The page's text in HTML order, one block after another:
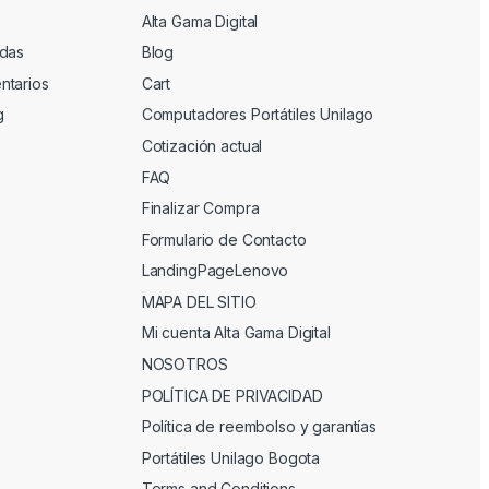
Alta Gama Digital
Blog
Cart
Computadores Portátiles Unilago
Cotización actual
FAQ
Finalizar Compra
Formulario de Contacto
LandingPageLenovo
MAPA DEL SITIO
Mi cuenta Alta Gama Digital
NOSOTROS
POLÍTICA DE PRIVACIDAD
Política de reembolso y garantías
Portátiles Unilago Bogota